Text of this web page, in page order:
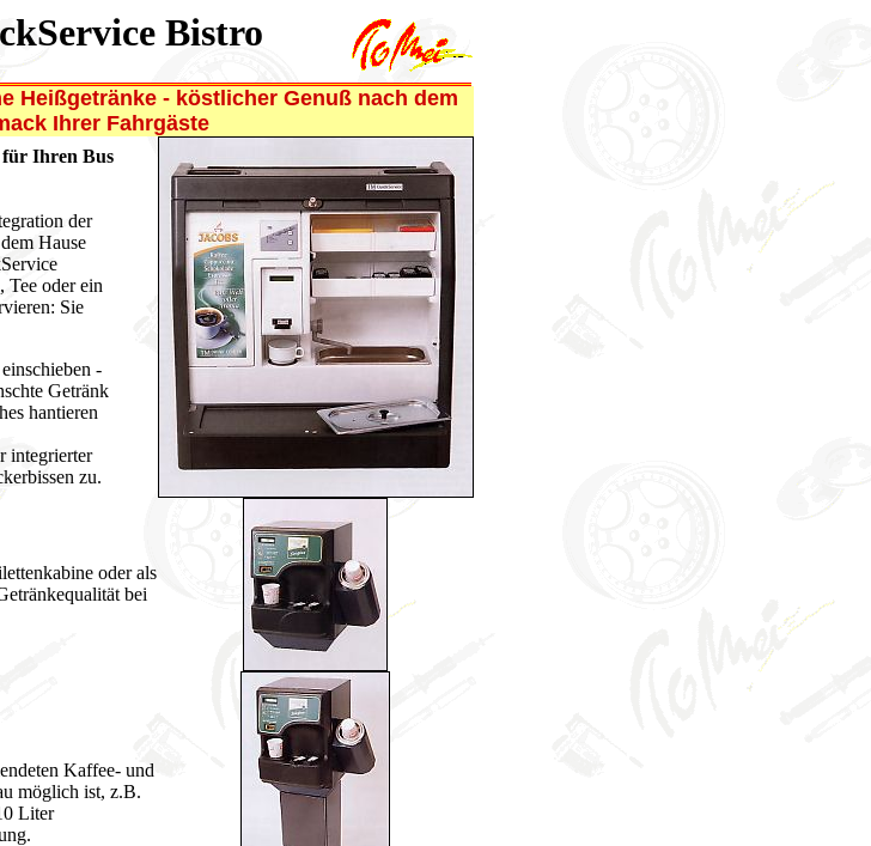
Bistro
Heißgetränke - köstlicher Genuß nach dem
Ihrer Fahrgäste
Ihren Bus
der
Hause
oder ein
Sie
-
Getränk
hantieren
integrierter
zu.
oder als
bei
Kaffee- und
möglich ist, z.B.
Liter